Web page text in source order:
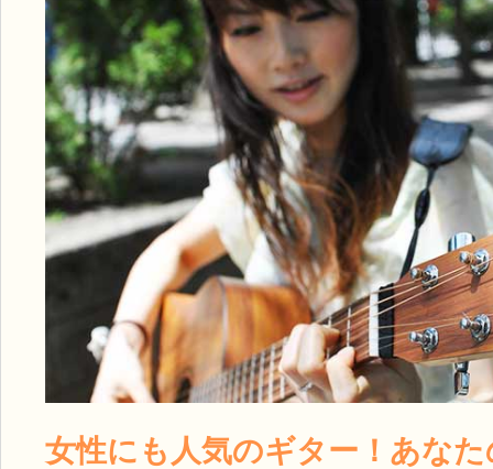
女性にも人気のギター！あな